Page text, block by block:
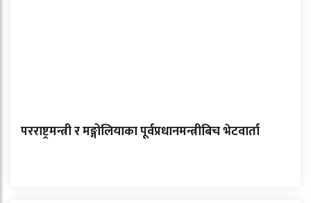
परराष्ट्रमन्त्री र मङ्गोलियाका पूर्वप्रधानमन्त्रीबिच भेटवार्ता